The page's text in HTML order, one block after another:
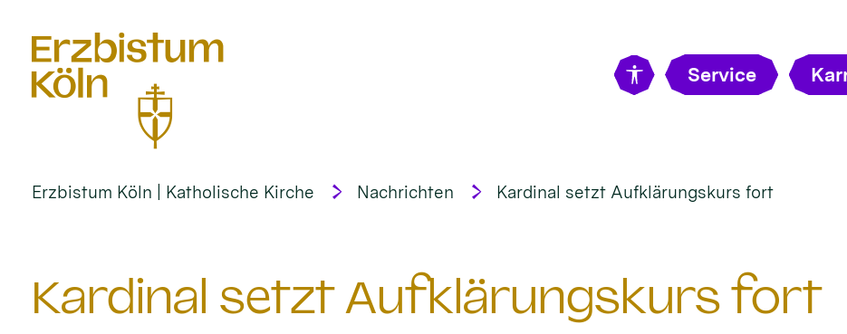
Service
Erzbistum Köln | Katholische Kirche Nachrichten Kardinal setzt Aufklärungskurs fort
Kardinal setzt Aufklärungskurs fort